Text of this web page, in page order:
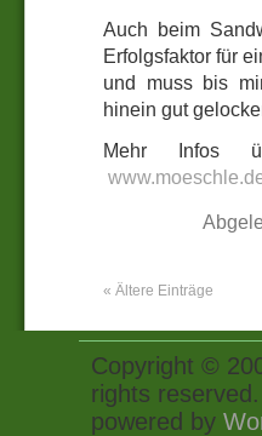
Auch beim
Erfolgsfaktor für
und muss bis
hinein gut
Mehr Infos
« Ältere Einträge
Copyright ©
rights reserved.
powered by